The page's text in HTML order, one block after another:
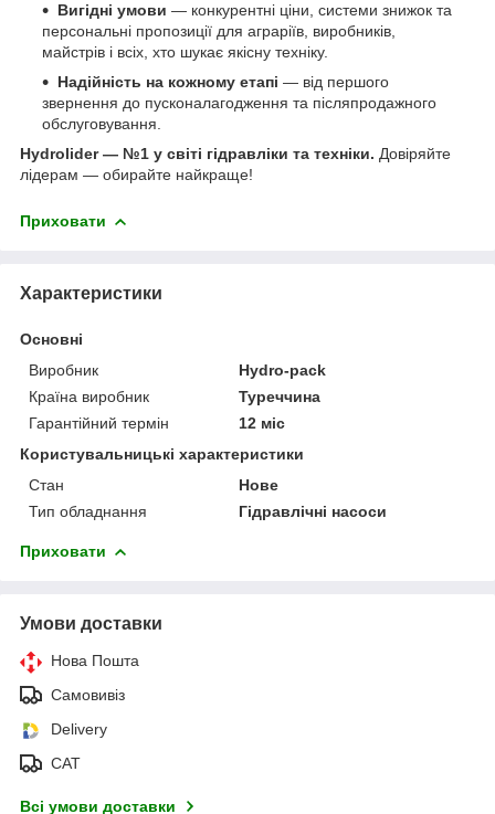
Вигідні умови — конкурентні ціни, системи знижок та
персональні пропозиції для аграріїв, виробників,
майстрів і всіх, хто шукає якісну техніку.
Надійність на кожному етапі — від першого
звернення до пусконалагодження та післяпродажного
обслуговування.
Hydrolider — №1 у світі гідравліки та техніки. Довіряйте
лідерам — обирайте найкраще!
Приховати
Характеристики
Основні
Виробник
Hydro-pack
Країна виробник
Туреччина
Гарантійний термін
12 міс
Користувальницькі характеристики
Стан
Нове
Тип обладнання
Гідравлічні насоси
Приховати
Умови доставки
Нова Пошта
Самовивіз
Delivery
САТ
Всі умови доставки